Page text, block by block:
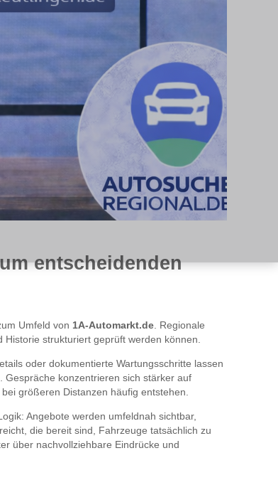
entscheidenden
Umfeld von 1A-Automarkt.de. Regionale
strukturiert geprüft werden können.
oder dokumentierte Wartungsschritte lassen
Gespräche konzentrieren sich stärker auf
größeren Distanzen häufig entstehen.
Angebote werden umfeldnah sichtbar,
die bereit sind, Fahrzeuge tatsächlich zu
über nachvollziehbare Eindrücke und